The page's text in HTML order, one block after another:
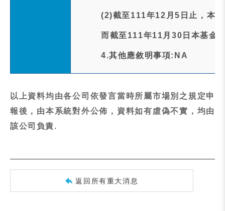
(2)截至111年12月5日止，本
而截至111年11月30日本基金
4.其他應敘明事項:NA
以上資料均由各公司依發言當時所屬市場別之規定申
報後，由本系統對外公佈，資料如有虛偽不實，均由
該公司負責.
返回所有重大消息